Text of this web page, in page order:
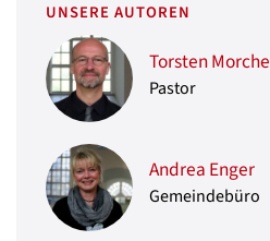
UNSERE AUTOREN
Torsten Morche
Pastor
Andrea Enger
Gemeindebüro